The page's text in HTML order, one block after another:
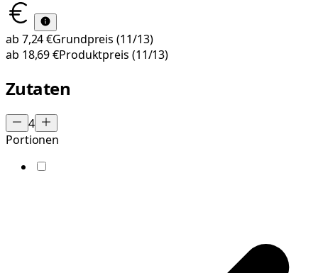
ab 7,24 €Grundpreis (11/13)
ab 18,69 €Produktpreis (11/13)
Zutaten
4
Portionen